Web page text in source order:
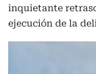
inquietante
ejecución de la